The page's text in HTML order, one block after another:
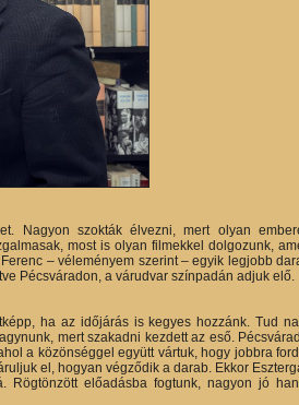
Nagyon szokták élvezni, mert olyan
most is olyan filmekkel dolgozunk,
– véleményem szerint – egyik legjobb
Pécsváradon, a várudvar színpadán adjuk elő.
ha az időjárás is kegyes hozzánk. Tud
mert szakadni kezdett az eső.
a közönséggel együtt vártuk, hogy jobbra
el, hogyan végződik a darab. Ekkor
Rögtönzött előadásba fogtunk, nagyon jó